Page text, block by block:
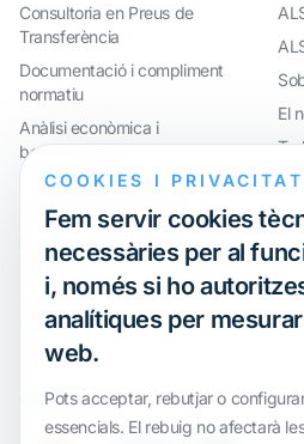
Consultoria en Preus de
Transferència
Documentació i compliment
normatiu
Anàlisi econòmica i
benchmarkings
Compliment internacional i
reorganització de grups
Defensa davant inspeccions i
litigis
Valoracions i operacions
financeres
El
Certification
COOKIES I PRIVACITAT
Fem servir cookies
necessàries per al
i, només si ho
analítiques per mesurar
web.
Pots acceptar, rebutjar o
essencials. El rebuig no afectarà